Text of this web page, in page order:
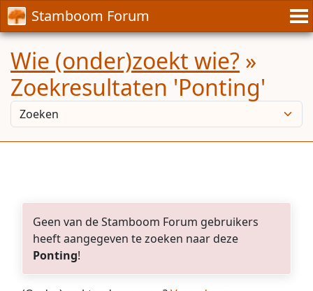
Stamboom Forum
Wie (onder)zoekt wie? »
Zoekresultaten 'Ponting'
Geen van de Stamboom Forum gebruikers
heeft aangegeven te zoeken naar deze
Ponting!